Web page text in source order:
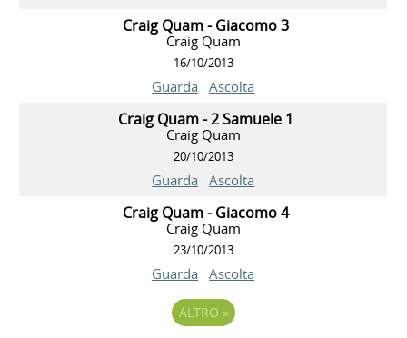
Craig Quam - Giacomo 3
Craig Quam
16/10/2013
Guarda Ascolta
Craig Quam - 2 Samuele 1
Craig Quam
20/10/2013
Guarda Ascolta
Craig Quam - Giacomo 4
Craig Quam
23/10/2013
Guarda Ascolta
ALTRO »